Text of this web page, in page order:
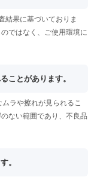
結果に基づいておりま
ではなく、ご使用環境に
ことがあります。
ラや擦れが見られるこ
ない範囲であり、不良品
。